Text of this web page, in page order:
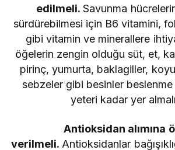
edilmeli.Savunma
sürdürebilmesi için B6 vitamini,
gibi vitamin ve minerallere
öğelerin zengin olduğu süt, et,
pirinç, yumurta, baklagiller,
sebzeler gibi besinler
yeteri kadar yer
Antioksidan alımına
verilmeli.Antioksidanlar